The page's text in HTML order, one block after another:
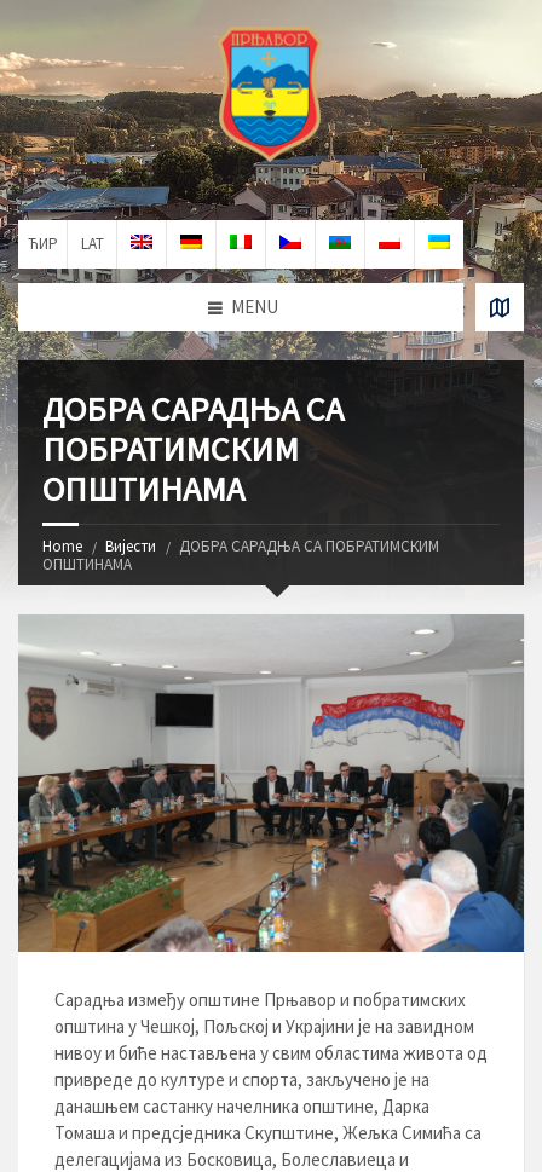
ЋИР LAT
MENU
ДОБРА САРАДЊА СА
ПОБРАТИМСКИМ
ОПШТИНАМА
Home Вијести
ДОБРА САРАДЊА СА ПОБРАТИМСКИМ
ОПШТИНАМА
Сарадња између општине Прњавор и побратимских
општина у Чешкој, Пољској и Украјини је на завидном
нивоу и биће настављена у свим областима живота од
привреде до културе и спорта, закључено је на
данашњем састанку начелника општине, Дарка
Томаша и предсједника Скупштине, Жељка Симића са
делегацијама из Босковица, Болеславиеца и